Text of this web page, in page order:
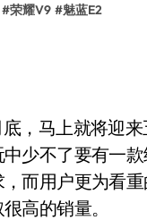
#荣耀V9 #魅蓝E2
马上就将迎来
少不了要有一
而用户更为看
高的销量。